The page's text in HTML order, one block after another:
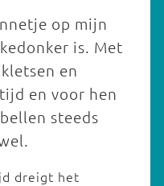
op mijn
is. Met
en
en voor hen
steeds
dreigt het